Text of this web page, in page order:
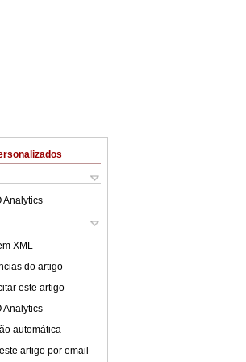
Analytics
XML
do artigo
este artigo
Analytics
automática
artigo por email